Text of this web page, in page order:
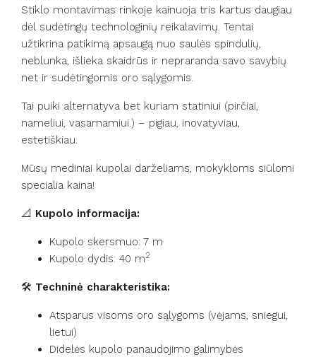
Stiklo montavimas rinkoje kainuoja tris kartus daugiau
dėl sudėtingų technologinių reikalavimų. Tentai
užtikrina patikimą apsaugą nuo saulės spindulių,
neblunka, išlieka skaidrūs ir nepraranda savo savybių
net ir sudėtingomis oro sąlygomis.
Tai puiki alternatyva bet kuriam statiniui (pirčiai,
nameliui, vasarnamiui.) – pigiau, inovatyviau,
estetiškiau.
Mūsų mediniai kupolai darželiams, mokykloms siūlomi
specialia kaina!
📐 Kupolo informacija:
Kupolo skersmuo: 7 m
Kupolo dydis: 40 m2
🛠️ Techninė charakteristika:
Atsparus visoms oro sąlygoms (vėjams, sniegui,
lietui)
Didelės kupolo panaudojimo galimybės